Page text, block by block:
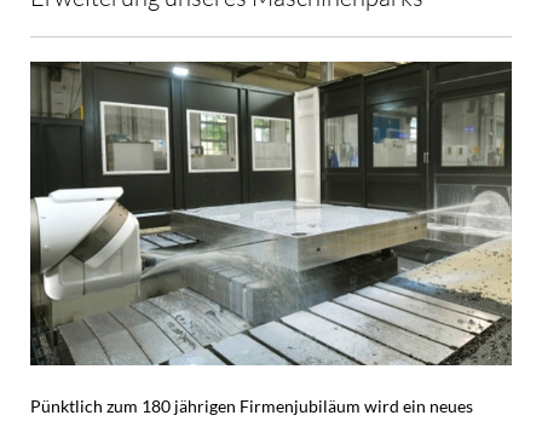
Pünktlich zum 180 jährigen Firmenjubiläum wird ein neues